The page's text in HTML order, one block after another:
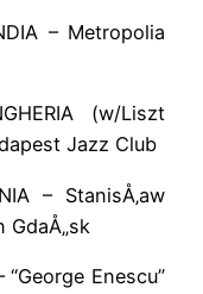
– Metropolia
(w/Liszt
Jazz Club
– StanisÅ‚aw
Enescu”